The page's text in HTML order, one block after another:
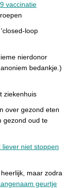
vaccinatie
loop
nierdonor
bedankje.)
ziekenhuis
over gezond eten
gezond oud te
liever niet stoppen
maar zodra
geurtje